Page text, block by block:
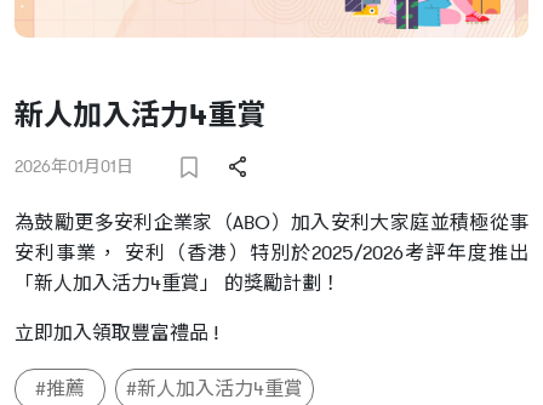
新人加入活力4重賞
2026年01月01日
為鼓勵更多安利企業家（ABO）加入安利大家庭並積極從事
安利事業， 安利（香港）特別於2025/2026考評年度推出
「新人加入活力4重賞」 的獎勵計劃！
立即加入領取豐富禮品 !
#推薦 #新人加入活力4重賞